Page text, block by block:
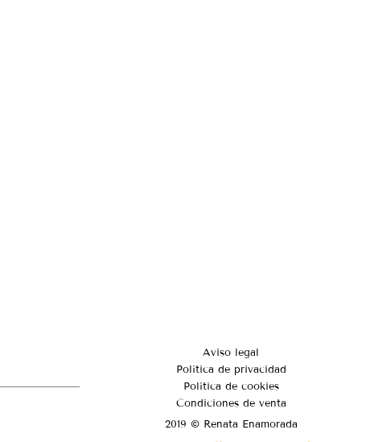
Aviso legal
Política de privacidad
Política de cookies
Condiciones de venta
2019 © Renata Enamorada